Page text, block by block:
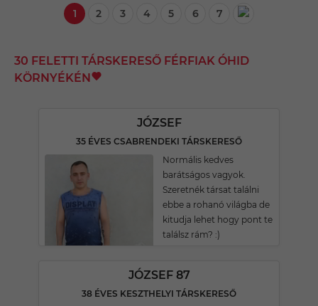
1 2 3 4 5 6 7
30 FELETTI TÁRSKERESŐ FÉRFIAK ÓHID
KÖRNYÉKÉN
JÓZSEF
35 ÉVES CSABRENDEKI TÁRSKERESŐ
Normális kedves
barátságos vagyok.
Szeretnék társat találni
ebbe a rohanó világba de
kitudja lehet hogy pont te
találsz rám? :)
JÓZSEF 87
38 ÉVES KESZTHELYI TÁRSKERESŐ